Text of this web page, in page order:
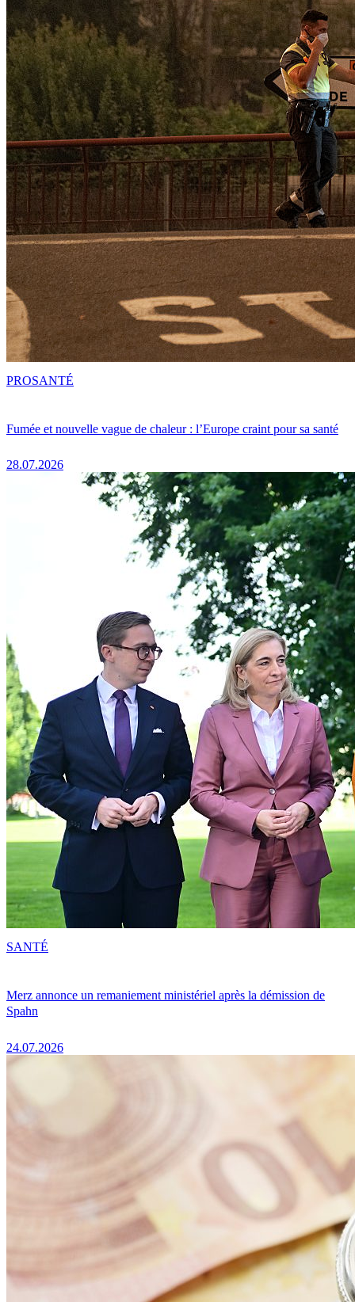
Fumée et nouvelle vague de chaleur : l’Europe craint pour sa santé
28.07.2026
PROSANTÉ
Merz annonce un remaniement ministériel après la démission de
Spahn
24.07.2026
SANTÉ